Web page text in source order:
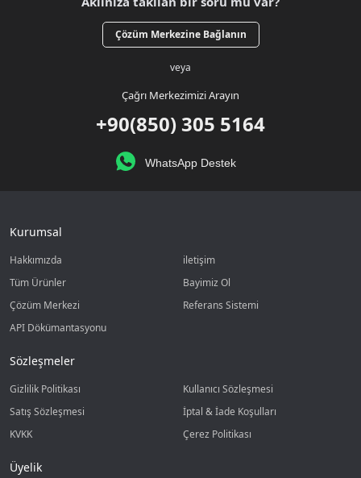
Çözüm Merkezine Bağlanın
veya
Çağrı Merkezimizi Arayın
+90(850) 305 5164
WhatsApp Destek
Kurumsal
Hakkımızda
iletişim
Tüm Ürünler
Bayimiz Ol
Çözüm Merkezi
Referans Sistemi
API Dökümantasyonu
Sözleşmeler
Gizlilik Politikası
Kullanıcı Sözleşmesi
Satış Sözleşmesi
İptal & İade Koşulları
KVKK
Çerez Politikası
Üyelik